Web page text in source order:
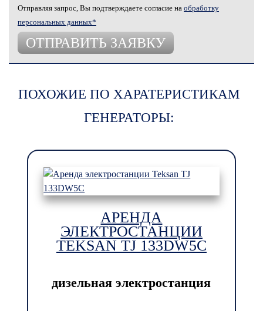
Отправляя запрос, Вы подтверждаете согласие на обработку
персональных данных*
ПОХОЖИЕ ПО ХАРАТЕРИСТИКАМ
ГЕНЕРАТОРЫ:
АРЕНДА
ЭЛЕКТРОСТАНЦИИ
TEKSAN TJ 133DW5C
дизельная электростанция